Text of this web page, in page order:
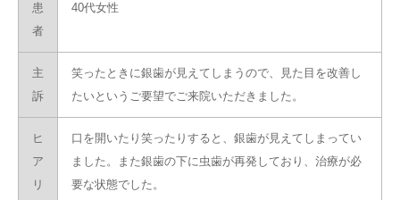
患
者
40代女性
主
訴
笑ったときに銀歯が見えてしまうので、見た目を改善し
たいというご要望でご来院いただきました。
ヒ
ア
リ
口を開いたり笑ったりすると、銀歯が見えてしまってい
ました。また銀歯の下に虫歯が再発しており、治療が必
要な状態でした。